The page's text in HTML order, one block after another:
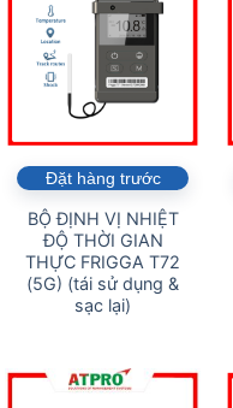
Đặt hàng trước
BỘ ĐỊNH VỊ NHIỆT
ĐỘ THỜI GIAN
THỰC FRIGGA T72
(5G) (tái sử dụng &
sạc lại)